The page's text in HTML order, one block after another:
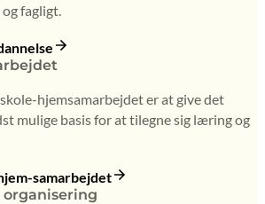
fagligt.
hjemsamarbejdet er at give det
mulige basis for at tilegne sig læring og
samarbejdet
organisering